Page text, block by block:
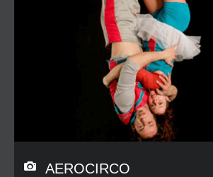
AEROCIRCO